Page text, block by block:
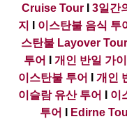
Cruise Tour
3일간
지
이스탄불 음식 투
스탄불 Layover Tour
투어
개인 반일 가
이스탄불 투어
개인
이슬람 유산 투어
이
투어
Edirne